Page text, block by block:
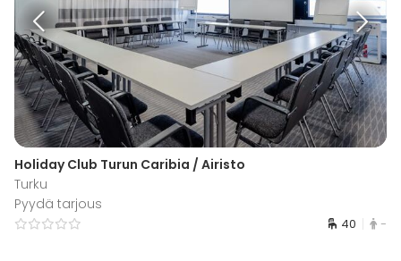
Holiday Club Turun Caribia / Airisto
Turku
Pyydä tarjous
40 -